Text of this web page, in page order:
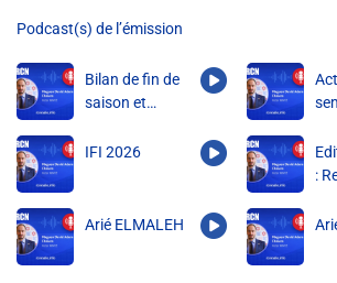
Ecrire à RCN
Liens utiles
Shabbat Project
Métropole Nice Côte d'Azur
Podcast(s) de l’émission
Bilan de fin de
saison et
IFI 2026
:
Arié ELMALEH